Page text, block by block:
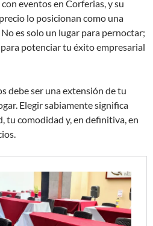
eventos en Corferias, y su
lo posicionan como una
es solo un lugar para pernoctar;
potenciar tu éxito empresarial
debe ser una extensión de tu
Elegir sabiamente significa
comodidad y, en definitiva, en